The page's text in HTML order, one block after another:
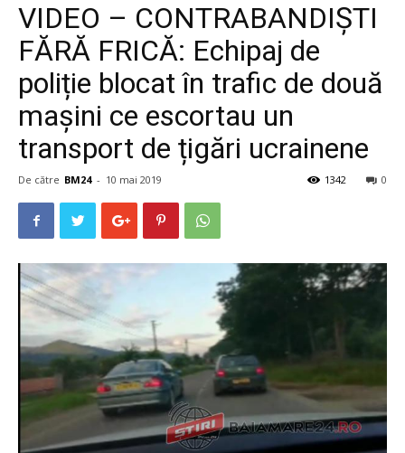
VIDEO – CONTRABANDIȘTI
FĂRĂ FRICĂ: Echipaj de
poliție blocat în trafic de două
mașini ce escortau un
transport de țigări ucrainene
De către BM24 - 10 mai 2019 0
1342